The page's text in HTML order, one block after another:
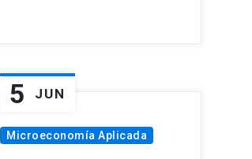
5 JUN
Microeconomía Aplicada